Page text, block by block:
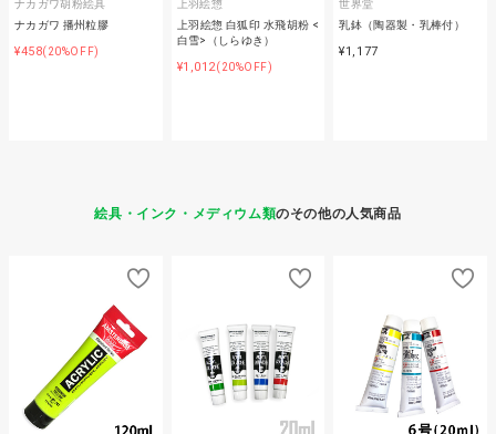
ナカガワ胡粉絵具
ナカガワ 播州粒膠
¥458(20%OFF)
上羽絵惣
上羽絵惣 白狐印 水飛胡粉 <
白雪>（しらゆき）
¥1,012(20%OFF)
世界堂
乳鉢（陶器製・乳棒付）
¥1,177
絵具・インク・メディウム類のその他の人気商品